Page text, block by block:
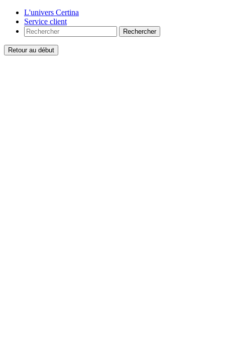
L'univers Certina
Service client
Rechercher
Retour au début